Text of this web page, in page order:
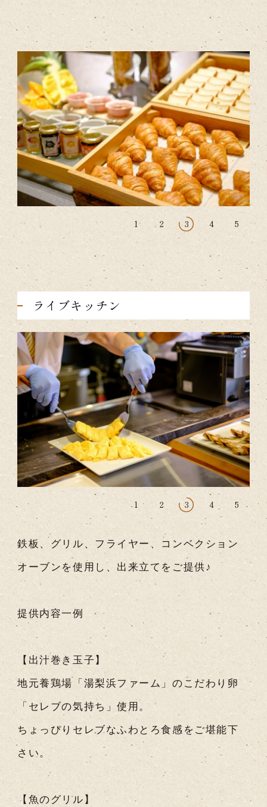
1 2 3 4 5
ライブキッチン
1 2 3 4 5
鉄板、グリル、フライヤー、コンベクション
オーブンを使用し、出来立てをご提供♪
提供内容一例
【出汁巻き玉子】
地元養鶏場「湯梨浜ファーム」のこだわり卵
「セレブの気持ち」使用。
ちょっぴりセレブなふわとろ食感をご堪能下
さい。
【魚のグリル】